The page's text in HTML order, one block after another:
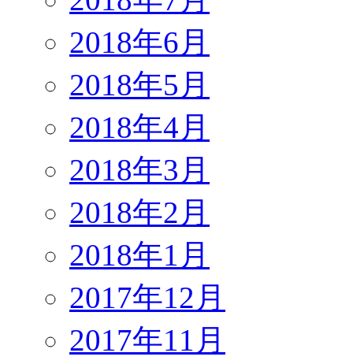
2018年6月
2018年5月
2018年4月
2018年3月
2018年2月
2018年1月
2017年12月
2017年11月